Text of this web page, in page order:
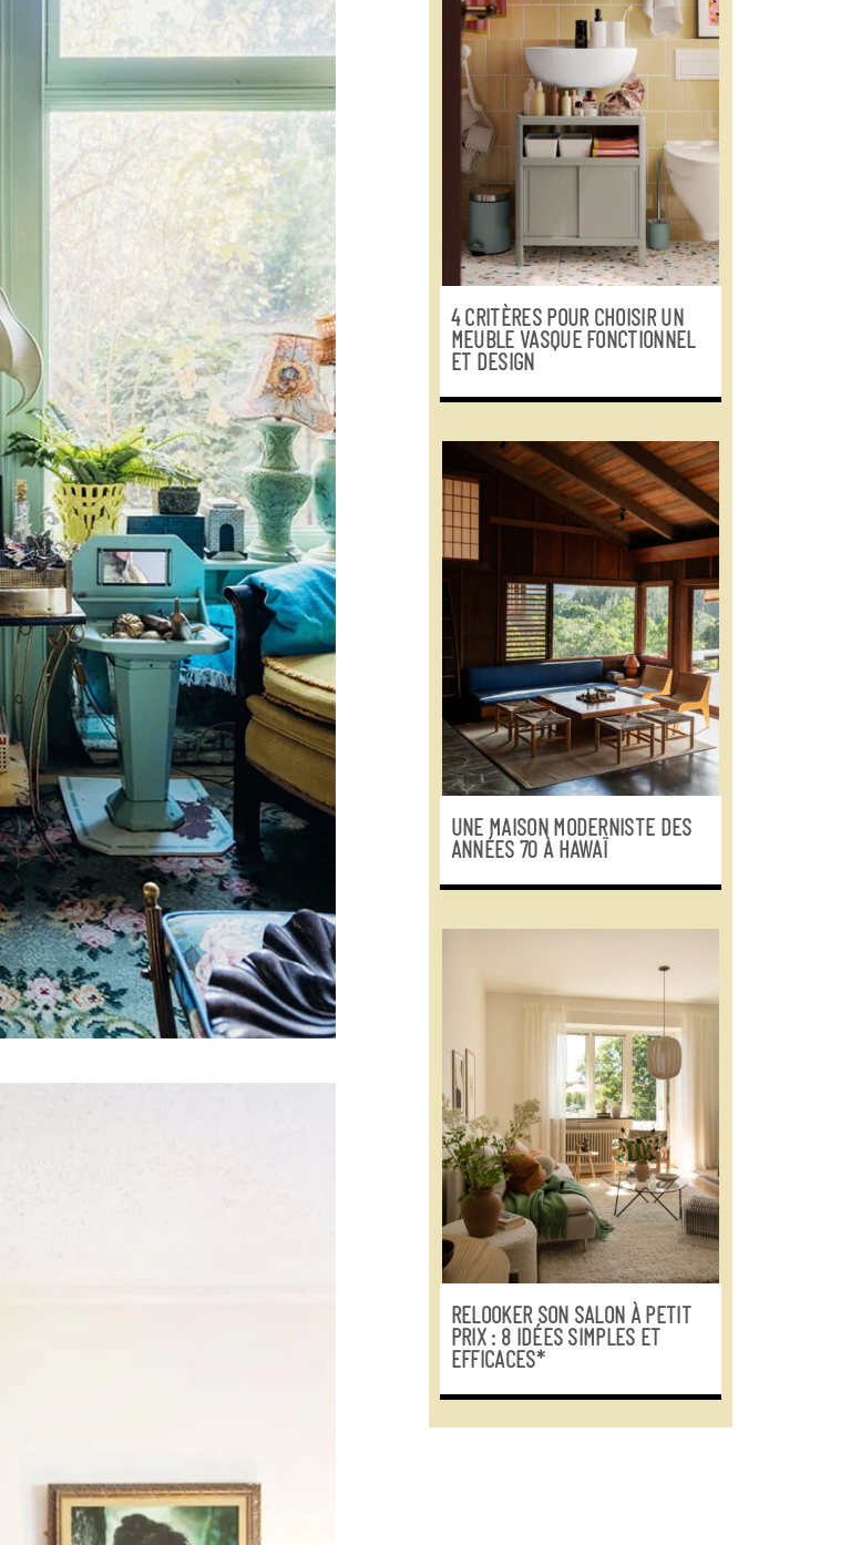
4 CRITÈRES POUR CHOISIR UN
MEUBLE VASQUE FONCTIONNEL
ET DESIGN
UNE MAISON MODERNISTE DES
ANNÉES 70 À HAWAÏ
RELOOKER SON SALON À PETIT
PRIX : 8 IDÉES SIMPLES ET
EFFICACES*